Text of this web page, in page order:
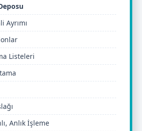
Ayrımı
Listeleri
Anlık İşleme